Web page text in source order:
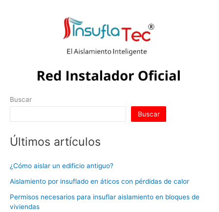
Buscar
Buscar
Últimos artículos
¿Cómo aislar un edificio antiguo?
Aislamiento por insuflado en áticos con pérdidas de calor
Permisos necesarios para insuflar aislamiento en bloques de
viviendas